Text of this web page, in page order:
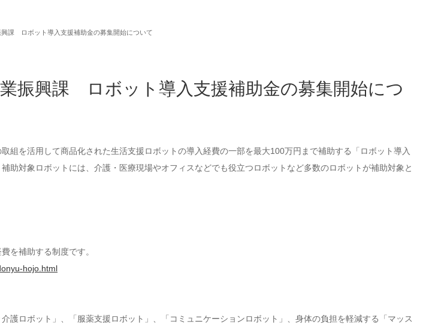
興課 ロボット導入支援補助金の募集開始について
業振興課 ロボット導入支援補助金の募集開始につ
組を活用して商品化された生活支援ロボットの導入経費の一部を最大100万円まで補助する「ロボット導入
助対象ロボットには、介護・医療現場やオフィスなどでも役立つロボットなど多数のロボットが補助対象と
を補助する制度です。
hojo.html
護ロボット」、「服薬支援ロボット」、「コミュニケーションロボット」、身体の負担を軽減する「マッス